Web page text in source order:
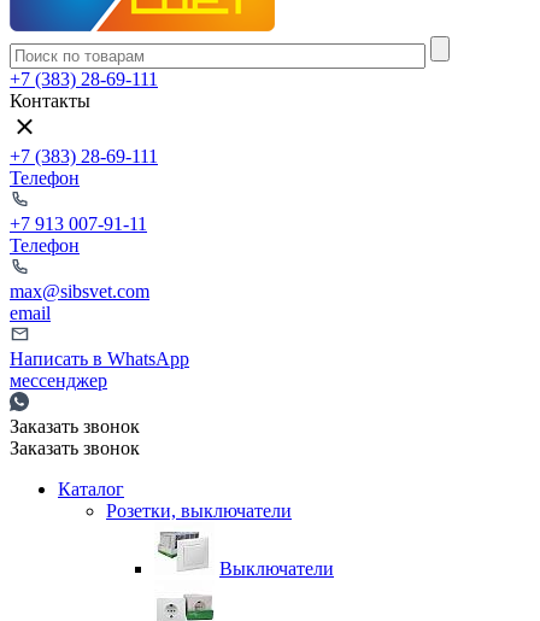
+7 (383) 28-69-111
Контакты
+7 (383) 28-69-111
Телефон
+7 913 007-91-11
Телефон
max@sibsvet.com
email
Написать в WhatsApp
мессенджер
Заказать звонок
Заказать звонок
Каталог
Розетки, выключатели
Выключатели